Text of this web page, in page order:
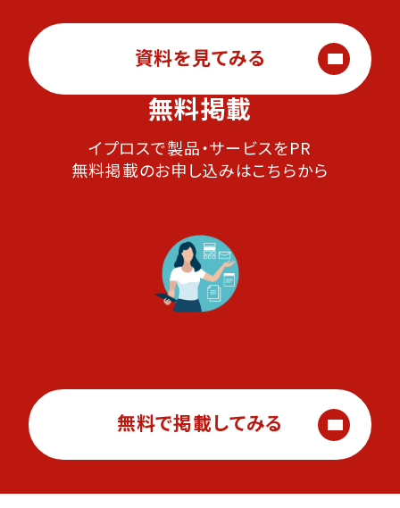
資料を見てみる
無料掲載
イプロスで製品・サービスをPR
無料掲載のお申し込みはこちらから
無料で掲載してみる